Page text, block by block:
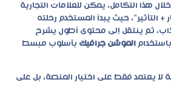
هذا التكامل، يمكن للعلامات التجارية
+ التأثير”، حيث يبدأ المستخدم رحلته
ثم ينتقل إلى محتوى أطول يشرح
الموشن جرافيك بأسلوب مبسط
لا يعتمد فقط على اختيار المنصة، بل على